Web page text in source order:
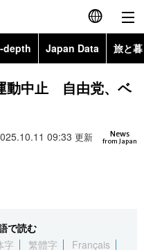
English
简体字
depth Japan Data 旅と
Topics
動中止 自由党、ベ
News
from Japan
09:33 更新
で読む
字 繁體字
Français